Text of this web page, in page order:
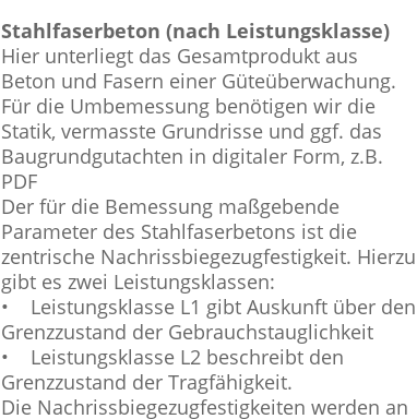
Stahlfaserbeton (nach Leistungsklasse)
Hier unterliegt das Gesamtprodukt aus
Beton und Fasern einer Güteüberwachung.
Für die Umbemessung benötigen wir die
Statik, vermasste Grundrisse und ggf. das
Baugrundgutachten in digitaler Form, z.B.
PDF
Der für die Bemessung maßgebende
Parameter des Stahlfaserbetons ist die
zentrische Nachrissbiegezugfestigkeit. Hierzu
gibt es zwei Leistungsklassen:
• Leistungsklasse L1 gibt Auskunft über den
Grenzzustand der Gebrauchstauglichkeit
• Leistungsklasse L2 beschreibt den
Grenzzustand der Tragfähigkeit.
Die Nachrissbiegezugfestigkeiten werden an